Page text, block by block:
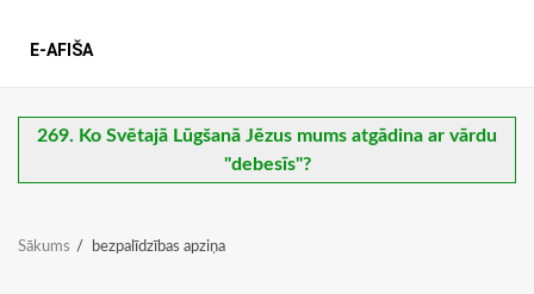
E-AFIŠA
269. Ko Svētajā Lūgšanā Jēzus mums atgādina ar vārdu
"debesīs"?
Sākums bezpalīdzības apziņa